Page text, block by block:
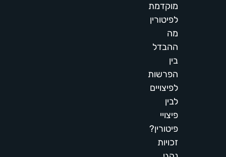
מוקדמת
לפיטורין
מה
ההבדל
בין
הפרשות
לפיצויים
לבין
פיצויי
פיטורין?
זכויות